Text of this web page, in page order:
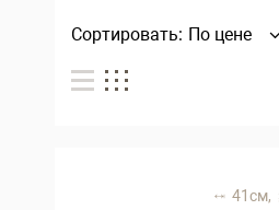
Сортировать: По цене
41 см,